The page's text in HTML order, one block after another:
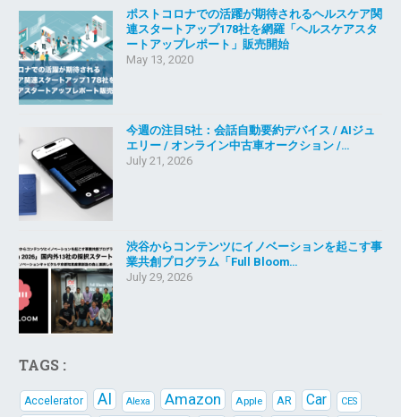
ポストコロナでの活躍が期待されるヘルスケア関
連スタートアップ178社を網羅「ヘルスケアスタ
ートアップレポート」販売開始
May 13, 2020
今週の注目5社：会話自動要約デバイス / AIジュ
エリー / オンライン中古車オークション /…
July 21, 2026
渋谷からコンテンツにイノベーションを起こす事
業共創プログラム「Full Bloom…
July 29, 2026
TAGS :
Accelerator AI Alexa Amazon Apple AR Car CES